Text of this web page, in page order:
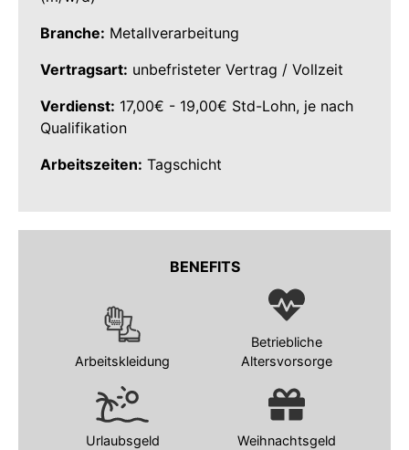
Branche: Metallverarbeitung
Vertragsart: unbefristeter Vertrag / Vollzeit
Verdienst: 17,00€ - 19,00€ Std-Lohn, je nach
Qualifikation
Arbeitszeiten: Tagschicht
BENEFITS
Arbeitskleidung
Betriebliche
Altersvorsorge
Urlaubsgeld Weihnachtsgeld